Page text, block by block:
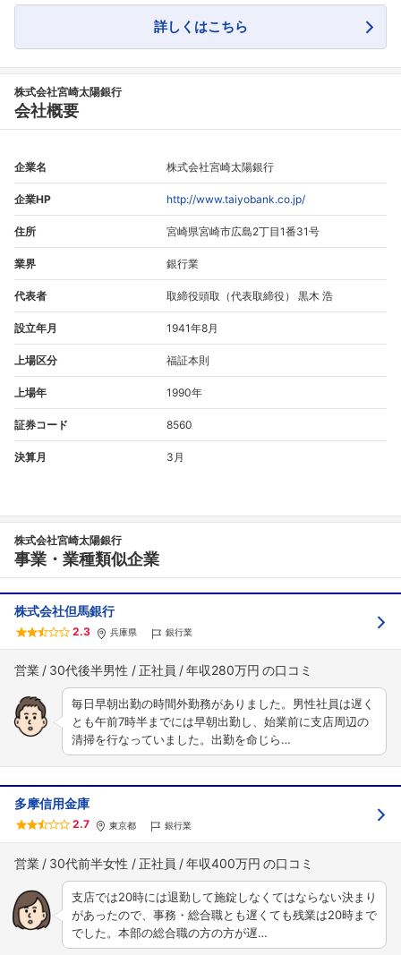
こちらの企業もフォローしませんか？
詳しくはこちら
株式会社宮崎太陽銀行
会社概要
企業名 株式会社宮崎太陽銀行
企業HP http://www.taiyobank.co.jp/
住所 宮崎県宮崎市広島2丁目1番31号
業界 銀行業
代表者 取締役頭取（代表取締役） 黒木 浩
設立年月 1941年8月
上場区分 福証本則
上場年 1990年
証券コード 8560
決算月 3月
株式会社宮崎太陽銀行
事業・業種類似企業
株式会社但馬銀行
2.3 兵庫県 銀行業
営業 30代後半男性 正社員 年収280万円
毎日早朝出勤の時間外勤務がありました。男性社員は遅く
とも午前7時半までには早朝出勤し、始業前に支店周辺の
清掃を行なっていました。出勤を命じら…
多摩信用金庫
2.7 東京都 銀行業
営業 30代前半女性 正社員 年収400万円
支店では20時には退勤して施錠しなくてはならない決まり
があったので、事務・総合職とも遅くても残業は20時まで
でした。本部の総合職の方の方が遅…